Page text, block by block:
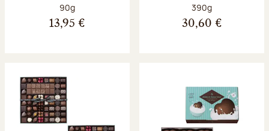
Poids net :
90g
13,95 €
Poids net :
390g
30,60 €